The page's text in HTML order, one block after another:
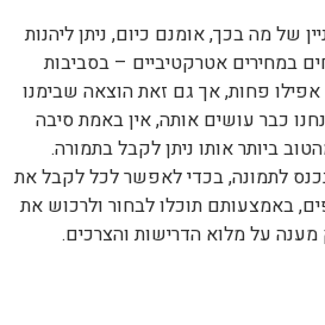
של מה בכך, אומנם כיום, ניתן ליהנות
במחירים אטרקטיביים – בסביבות
אפילו פחות, אך גם זאת הוצאה שבימנו
כבר עושים אותה, אין באמת סיבה
ביותר אותו ניתן לקבל בתמורה.
לתמונה, בכדי לאפשר לכל לקבל את
באמצעותם תוכלו לבחור ולרכוש את
על מלוא הדרישות והצרכים.